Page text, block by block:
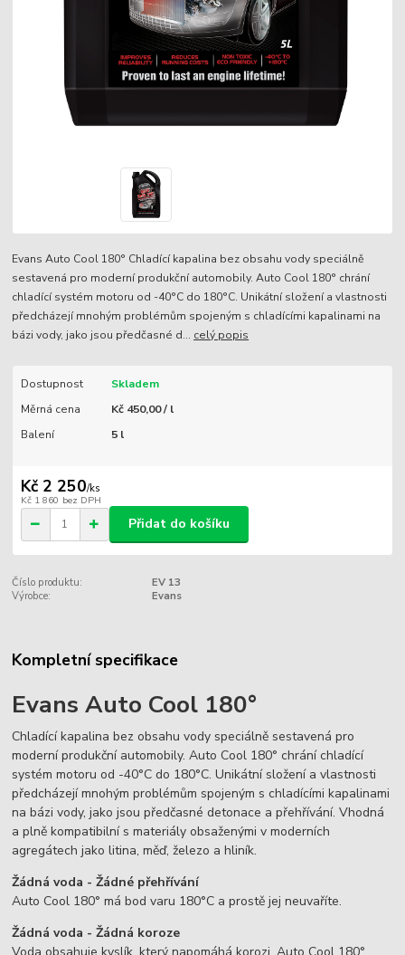
Evans Auto Cool 180° Chladící kapalina bez obsahu vody speciálně
sestavená pro moderní produkční automobily. Auto Cool 180° chrání
chladící systém motoru od -40°C do 180°C. Unikátní složení a vlastnosti
předcházejí mnohým problémům spojeným s chladícími kapalinami na
bázi vody, jako jsou předčasné d... celý popis
Dostupnost
Skladem
Měrná cena
Kč 450,00 / l
Balení
5 l
Kč 2 250/ks
Kč 1 860 bez DPH
Přidat do košíku
Číslo produktu:
EV 13
Výrobce:
Evans
Kompletní specifikace
Evans Auto Cool 180°
Chladící kapalina bez obsahu vody speciálně sestavená pro
moderní produkční automobily. Auto Cool 180° chrání chladící
systém motoru od -40°C do 180°C. Unikátní složení a vlastnosti
předcházejí mnohým problémům spojeným s chladícími kapalinami
na bázi vody, jako jsou předčasné detonace a přehřívání. Vhodná
a plně kompatibilní s materiály obsaženými v moderních
agregátech jako litina, měď, železo a hliník.
Žádná voda - Žádné přehřívání
Auto Cool 180° má bod varu 180°C a prostě jej neuvaříte.
Žádná voda - Žádná koroze